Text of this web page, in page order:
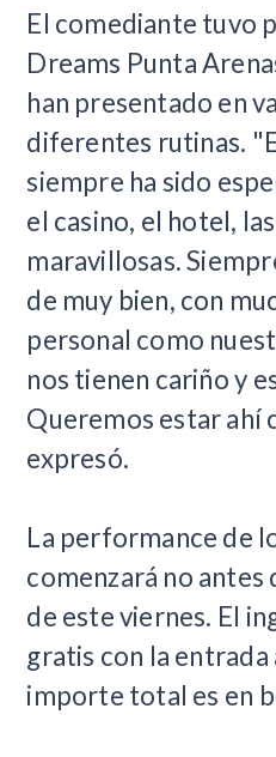
El comediante tuvo
Dreams Punta
han presentado en
diferentes rutinas.
siempre ha sido
el casino, el hotel,
maravillosas.
de muy bien, con
personal como
nos tienen cariño y
Queremos estar ahí
expresó.
La performance de
comenzará no antes
de este viernes. El
gratis con la
importe total es en